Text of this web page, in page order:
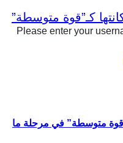
متوسطة” في مرحلة ما
Please enter your